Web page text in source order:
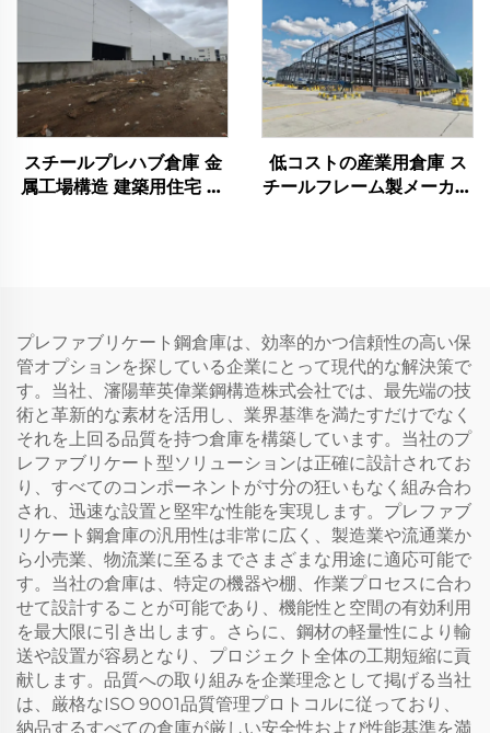
スチールプレハブ倉庫 金
属工場構造 建築用住宅 窓
低コストの産業用倉庫 ス
チールフレーム製メーカー
プレファブリケート鋼倉庫は、効率的かつ信頼性の高い保
管オプションを探している企業にとって現代的な解決策で
す。当社、瀋陽華英偉業鋼構造株式会社では、最先端の技
術と革新的な素材を活用し、業界基準を満たすだけでなく
それを上回る品質を持つ倉庫を構築しています。当社のプ
レファブリケート型ソリューションは正確に設計されてお
り、すべてのコンポーネントが寸分の狂いもなく組み合わ
され、迅速な設置と堅牢な性能を実現します。プレファブ
リケート鋼倉庫の汎用性は非常に広く、製造業や流通業か
ら小売業、物流業に至るまでさまざまな用途に適応可能で
す。当社の倉庫は、特定の機器や棚、作業プロセスに合わ
せて設計することが可能であり、機能性と空間の有効利用
を最大限に引き出します。さらに、鋼材の軽量性により輸
送や設置が容易となり、プロジェクト全体の工期短縮に貢
献します。品質への取り組みを企業理念として掲げる当社
は、厳格なISO 9001品質管理プロトコルに従っており、
納品するすべての倉庫が厳しい安全性および性能基準を満